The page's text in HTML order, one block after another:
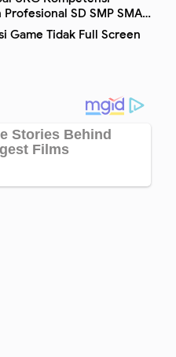
Profesional SD SMP SMA
Game Tidak Full Screen